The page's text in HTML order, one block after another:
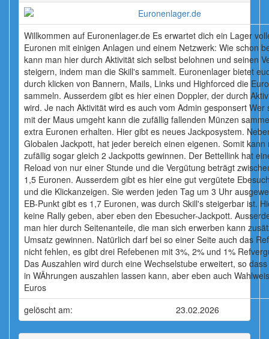
Willkommen auf Euronenlager.de Es erwartet dich ein Lager
Euronen mit einigen Anlagen und einem Netzwerk: Wie schon
kann man hier durch Aktivität sich selbst belohnen und seinen
steigern, indem man die Skill's sammelt. Euronenlager bietet
durch klicken von Bannern, Mails, Links und Highforced die
sammeln. Ausserdem gibt es hier einen Doppler, der durch
wird. Je nach Aktivität wird es auch vom Admin gesponsert Wer
mit der Maus umgeht kann die zufällig fallenden Münzen
extra Euronen erhalten. Hier gibt es neues Jackposystem.
Globalen Jackpott, hat jeder bereich einen eigenen. Somit kann
zufällig sogar gleich 2 Jackpotts gewinnen. Der Bettellink hat
Reload von nur einer Stunde und die Vergütung beträgt
1,5 Euronen. Ausserdem gibt es hier eine gut vergütete
und die Klickanzeigen. Sie werden jeden Tag um 3 Uhr
EB-Punkt gibt es 1,7 Euronen, was durch Skill's steigerbar ist.
keine Rally geben, aber eben den Ebesucher-Jackpott.
man hier durch Seitenanteile, die man sich erwerben kann
Umsatz gewinnen. Natürlich darf bei so einer Seite auch das
nicht fehlen, es gibt drei Refebenen mit 3%, 2% und 1%
Das Auszahlen wird durch eine Wechselstube erweitert, so
in WÄhrungen auszahlen lassen kann, aber eben auch
Euros
gelöscht am:
23.02.2026